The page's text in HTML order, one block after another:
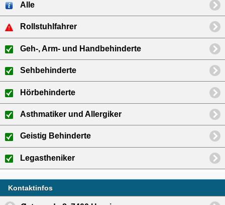
Alle
Rollstuhlfahrer
Geh-, Arm- und Handbehinderte
Sehbehinderte
Hörbehinderte
Asthmatiker und Allergiker
Geistig Behinderte
Legastheniker
Kontaktinfos